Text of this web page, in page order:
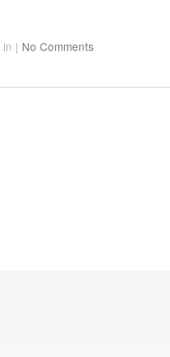
in | No Comments